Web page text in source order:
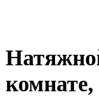
комнате,